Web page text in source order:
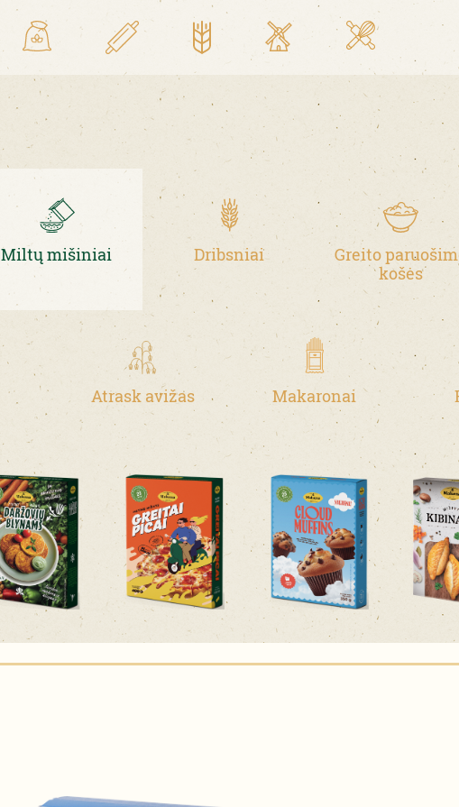
Miltų mišiniai Dribsniai
Greito
košės
Atrask avižas Makaronai